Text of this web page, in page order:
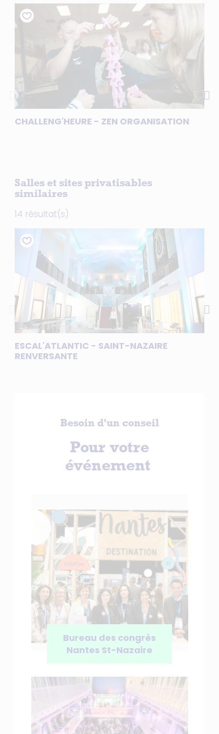
CHALLENG'HEURE - ZEN ORGANISATION
Salles et sites privatisables
similaires
14 résultat(s)
ESCAL'ATLANTIC - SAINT-NAZAIRE
RENVERSANTE
Besoin d'un conseil
Pour votre
événement
Bureau des congrès
Nantes St-Nazaire